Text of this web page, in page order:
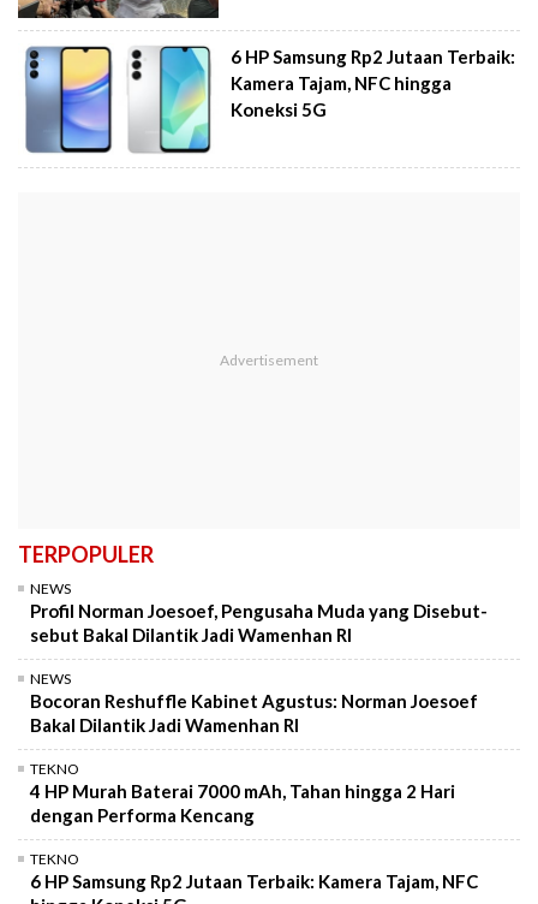
6 HP Samsung Rp2 Jutaan Terbaik:
Kamera Tajam, NFC hingga
Koneksi 5G
TERPOPULER
NEWS
Profil Norman Joesoef, Pengusaha Muda yang Disebut-
sebut Bakal Dilantik Jadi Wamenhan RI
NEWS
Bocoran Reshuffle Kabinet Agustus: Norman Joesoef
Bakal Dilantik Jadi Wamenhan RI
TEKNO
4 HP Murah Baterai 7000 mAh, Tahan hingga 2 Hari
dengan Performa Kencang
TEKNO
6 HP Samsung Rp2 Jutaan Terbaik: Kamera Tajam, NFC